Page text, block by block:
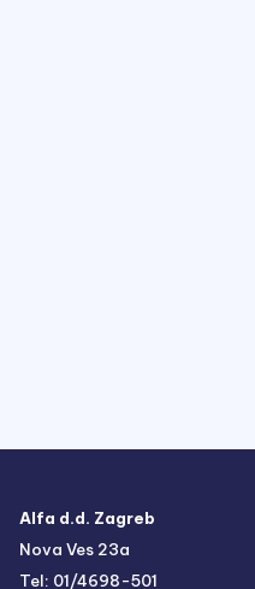
Alfa d.d. Zagreb
Nova Ves 23a
Tel: 01/4698-501